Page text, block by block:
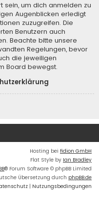
sein, um dich anmelden zu
Augenblicken erledigt
zuzugreifen. Die
Benutzern auch
Beachte bitte unsere
Regelungen, bevor
die jeweiligen
Board bewegst.
Hosting bei fidion GmbH
Flat Style by Ian Bradley
® Forum Software © phpBB Limited
Übersetzung durch phpBB.de
| Nutzungsbedingungen